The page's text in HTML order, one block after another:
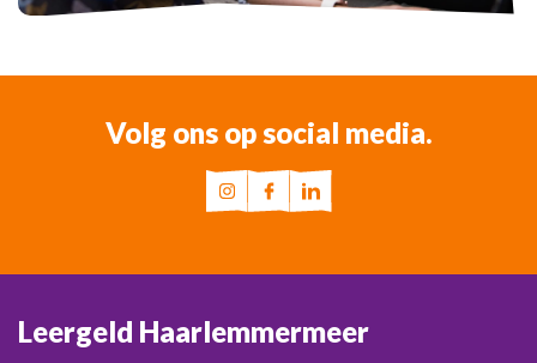
Volg ons op social media.
Leergeld Haarlemmermeer